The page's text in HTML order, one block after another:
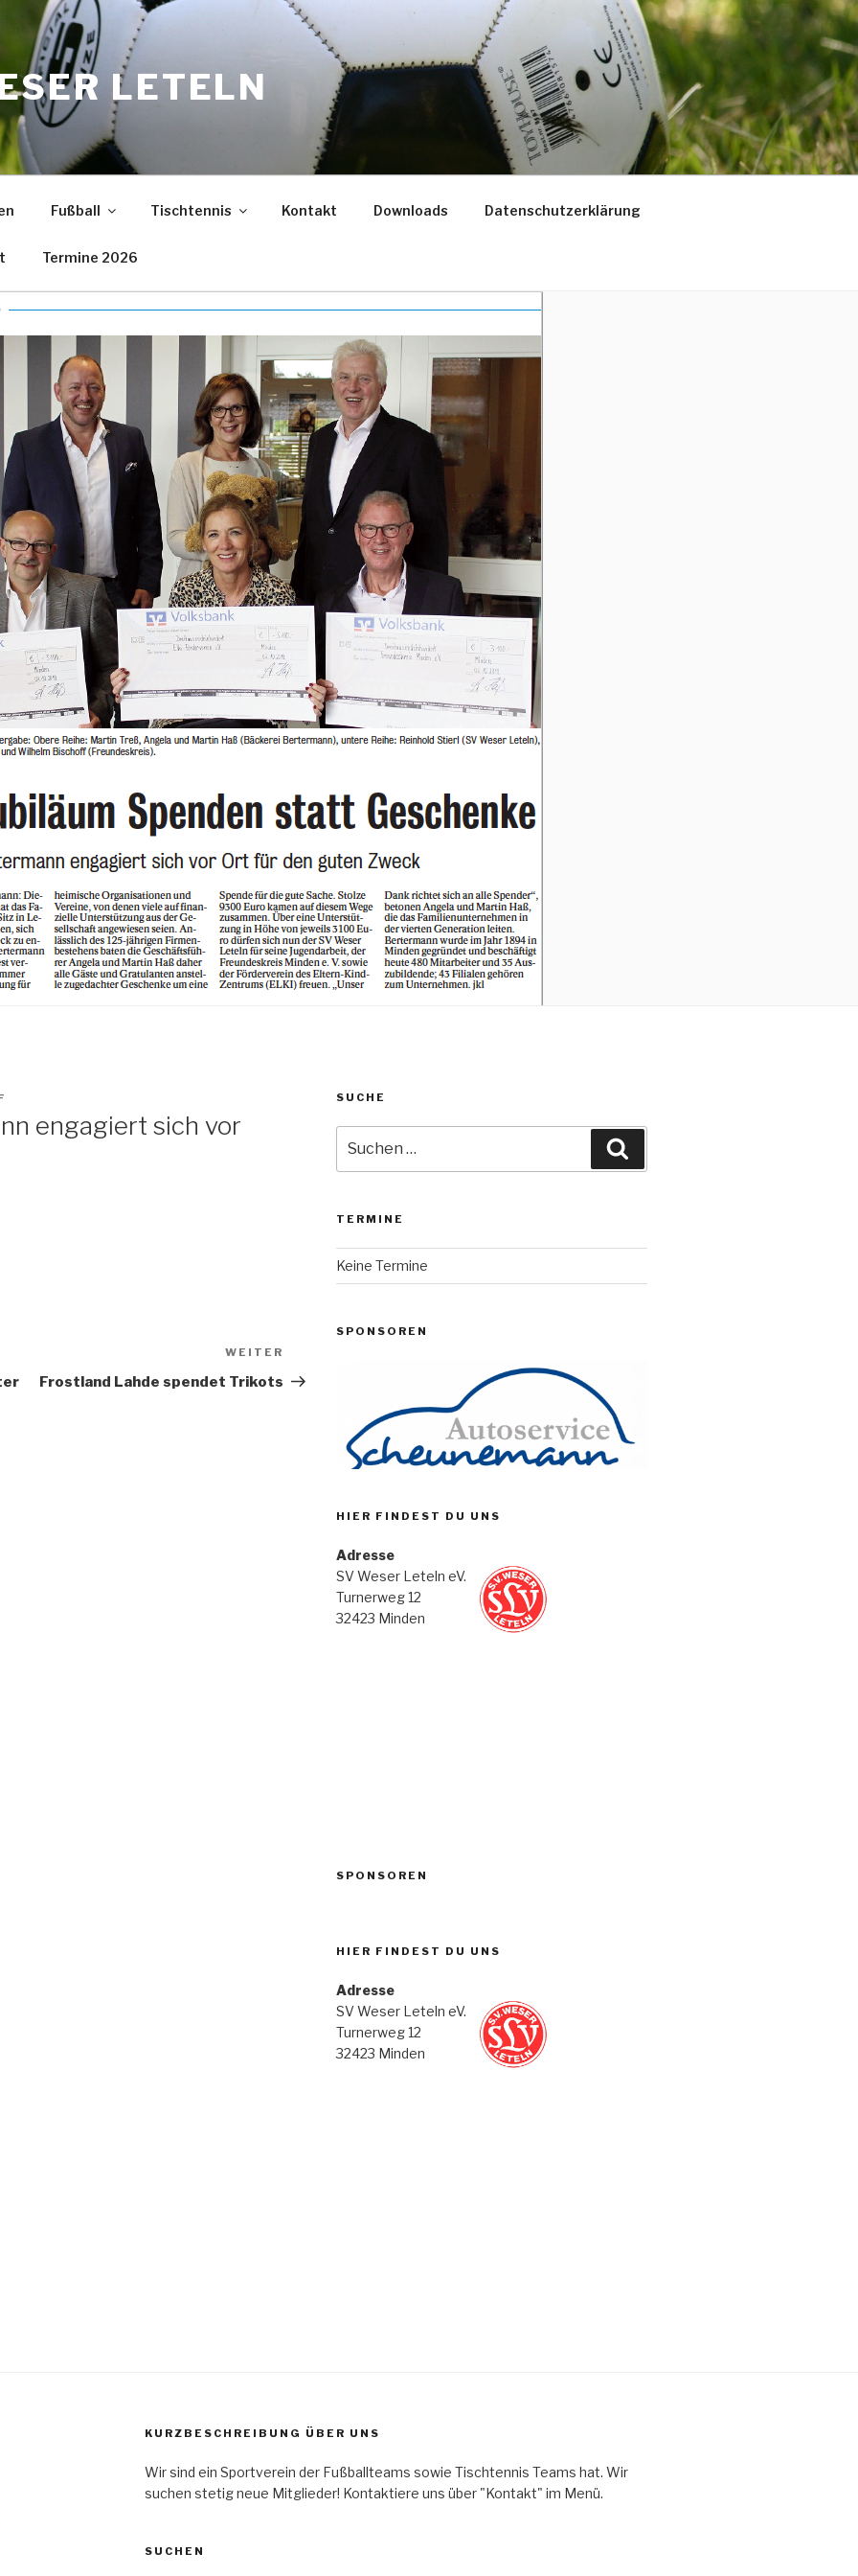
LETELN
Fußball Tischtennis Kontakt Downloads Datenschutzerklärung
Termine 2026
engagiert sich vor
Beitrag
WEITER
Frostland Lahde spendet Trikots
SUCHE
nach:
TERMINE
Keine Termine
SPONSOREN
HIER FINDEST DU UNS
Adresse
SV Weser Leteln eV.
Turnerweg 12
32423 Minden
SPONSOREN
HIER FINDEST DU UNS
Adresse
SV Weser Leteln eV.
Turnerweg 12
32423 Minden
KURZBESCHREIBUNG ÜBER UNS
Wir sind ein Sportverein der Fußballteams sowie Tischtennis Teams hat. Wir
suchen stetig neue Mitglieder! Kontaktiere uns über "Kontakt" im Menü.
SUCHEN